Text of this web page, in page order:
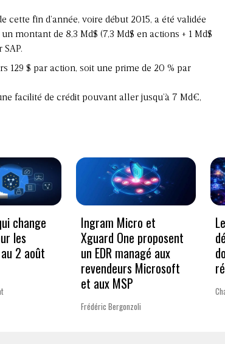
cette fin d’année, voire début 2015, a été validée
montant de 8,3 Md$ (7,3 Md$ en actions + 1 Md$
129 $ par action, soit une prime de 20 % par
facilité de crédit pouvant aller jusqu’à 7 Md€,
change
les
2 août
Ingram Micro et
Xguard One proposent
un EDR managé aux
revendeurs Microsoft
et aux MSP
Frédéric Bergonzoli